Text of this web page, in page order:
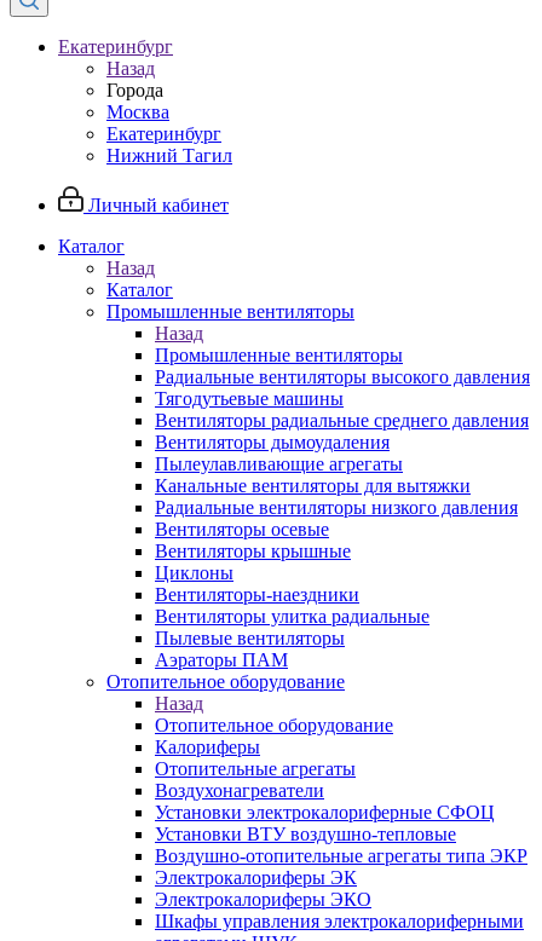
Екатеринбург
Назад
Города
Москва
Екатеринбург
Нижний Тагил
Личный кабинет
Каталог
Назад
Каталог
Промышленные вентиляторы
Назад
Промышленные вентиляторы
Радиальные вентиляторы высокого давления
Тягодутьевые машины
Вентиляторы радиальные среднего давления
Вентиляторы дымоудаления
Пылеулавливающие агрегаты
Канальные вентиляторы для вытяжки
Радиальные вентиляторы низкого давления
Вентиляторы осевые
Вентиляторы крышные
Циклоны
Вентиляторы-наездники
Вентиляторы улитка радиальные
Пылевые вентиляторы
Аэраторы ПАМ
Отопительное оборудование
Назад
Отопительное оборудование
Калориферы
Отопительные агрегаты
Воздухонагреватели
Установки электрокалориферные СФОЦ
Установки ВТУ воздушно-тепловые
Воздушно-отопительные агрегаты типа ЭКР
Электрокалориферы ЭК
Электрокалориферы ЭКО
Шкафы управления электрокалориферными